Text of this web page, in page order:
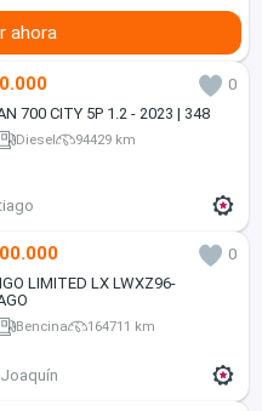
ahora
0
700 CITY 5P 1.2 - 2023 | 348
Diesel 94429 km
0
LIMITED LX LWXZ96-
Bencina 164711 km